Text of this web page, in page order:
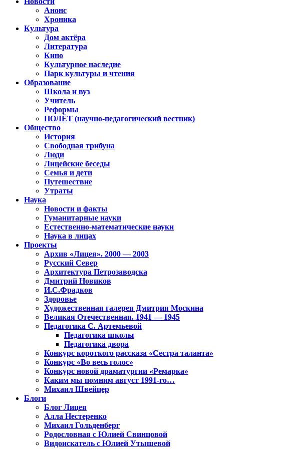
Анонс
Хроника
Культура
Дом актёра
Литература
Кино
Культурное наследие
Парк культуры и чтения
Образование
Школа и вуз
Учитель
Реформы
ПОЛЁТ (научно-педагогический вестник)
Общество
История
Свободная трибуна
Люди
Лицейские беседы
Семья и дети
Путешествие
Утраты
Наука
Новости и факты
Гуманитарные науки
Естественно-математические науки
Наука в лицах
Проекты
Архив «Лицея». 2000 — 2003
Русский Север
Архитектура Петрозаводска
Дмитрий Новиков
И.С.Фрадков
Здоровье
Художественная галерея Дмитрия Москина
Великая Отечественная. 1941 — 1945
Педагогика С. Артемьевой
Педагогика школы
Педагогика двора
Конкурс короткого рассказа «Сестра таланта»
Конкурс «Во весь голос»
Конкурс новой драматургии «Ремарка»
Каким мы помним август 1991-го…
Михаил Швейцер
Блоги
Блог Лицея
Алла Нестеренко
Михаил Гольденберг
Родословная с Юлией Свинцовой
Видоискатель с Юлией Утышевой